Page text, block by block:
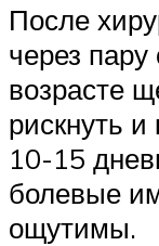
После
через пару
возрасте
рискнуть и
10-15
болевые
ощутимы.